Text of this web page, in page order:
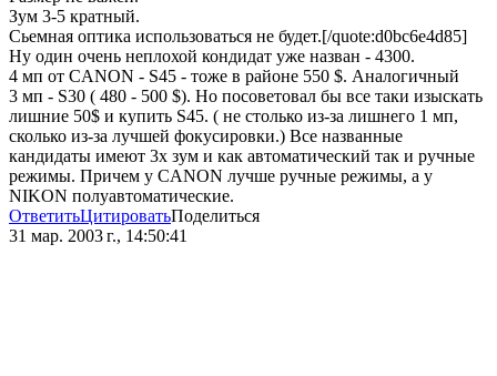
Зум 3-5 кратный.
Сьемная оптика использоваться не будет.[/quote:d0bc6e4d85]
Ну один очень неплохой кондидат уже назван - 4300.
4 мп от CANON - S45 - тоже в районе 550 $. Аналогичный
3 мп - S30 ( 480 - 500 $). Но посоветовал бы все таки изыскать
лишние 50$ и купить S45. ( не столько из-за лишнего 1 мп,
сколько из-за лучшей фокусировки.) Все названные
кандидаты имеют 3х зум и как автоматический так и ручные
режимы. Причем у CANON лучше ручные режимы, а у
NIKON полуавтоматические.
ОтветитьЦитироватьПоделиться
31 мар. 2003 г., 14:50:41